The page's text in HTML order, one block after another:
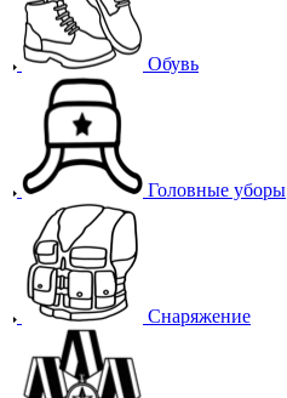
Обувь
Головные уборы
Снаряжение